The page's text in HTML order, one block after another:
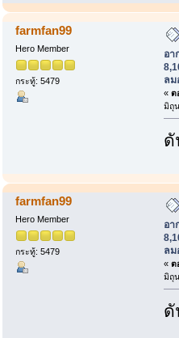
farmfan99
Hero Member
กระทู้: 5479
อา
ลม
« ต
มิถุ
ดั
farmfan99
Hero Member
กระทู้: 5479
อา
ลม
« ต
มิถุ
ดั